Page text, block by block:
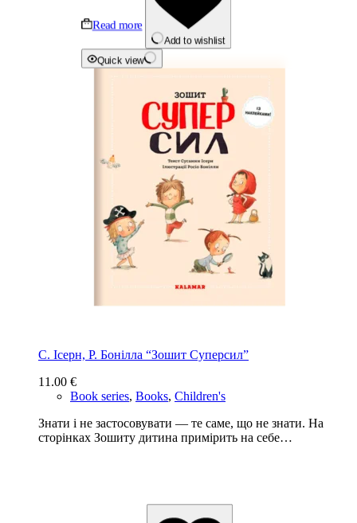
Read more
Add to wishlist
Quick view
С. Ісерн, Р. Бонiлла “Зошит Суперсил”
11.00 €
Book series, Books, Children's
Знати і не застосовувати — те саме, що не знати. На
сторінках Зошиту дитина примірить на себе…